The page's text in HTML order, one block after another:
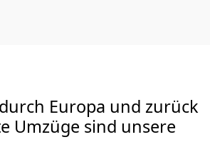
Europa und zurück
Umzüge sind unsere